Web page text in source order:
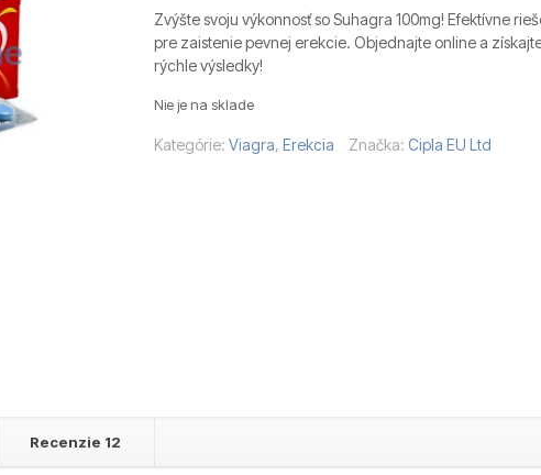
recenzií
Zvýšte svoju výkonnosť so Suhagra 100mg! Efektívne
pre zaistenie pevnej erekcie. Objednajte online a
rýchle výsledky!
Nie je na sklade
Kategórie: Viagra, Erekcia Značka: Cipla EU Ltd
Recenzie 12